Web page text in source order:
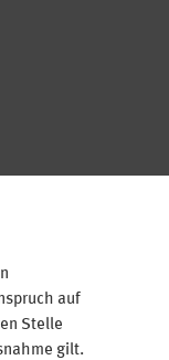
auf
Stelle
gilt.